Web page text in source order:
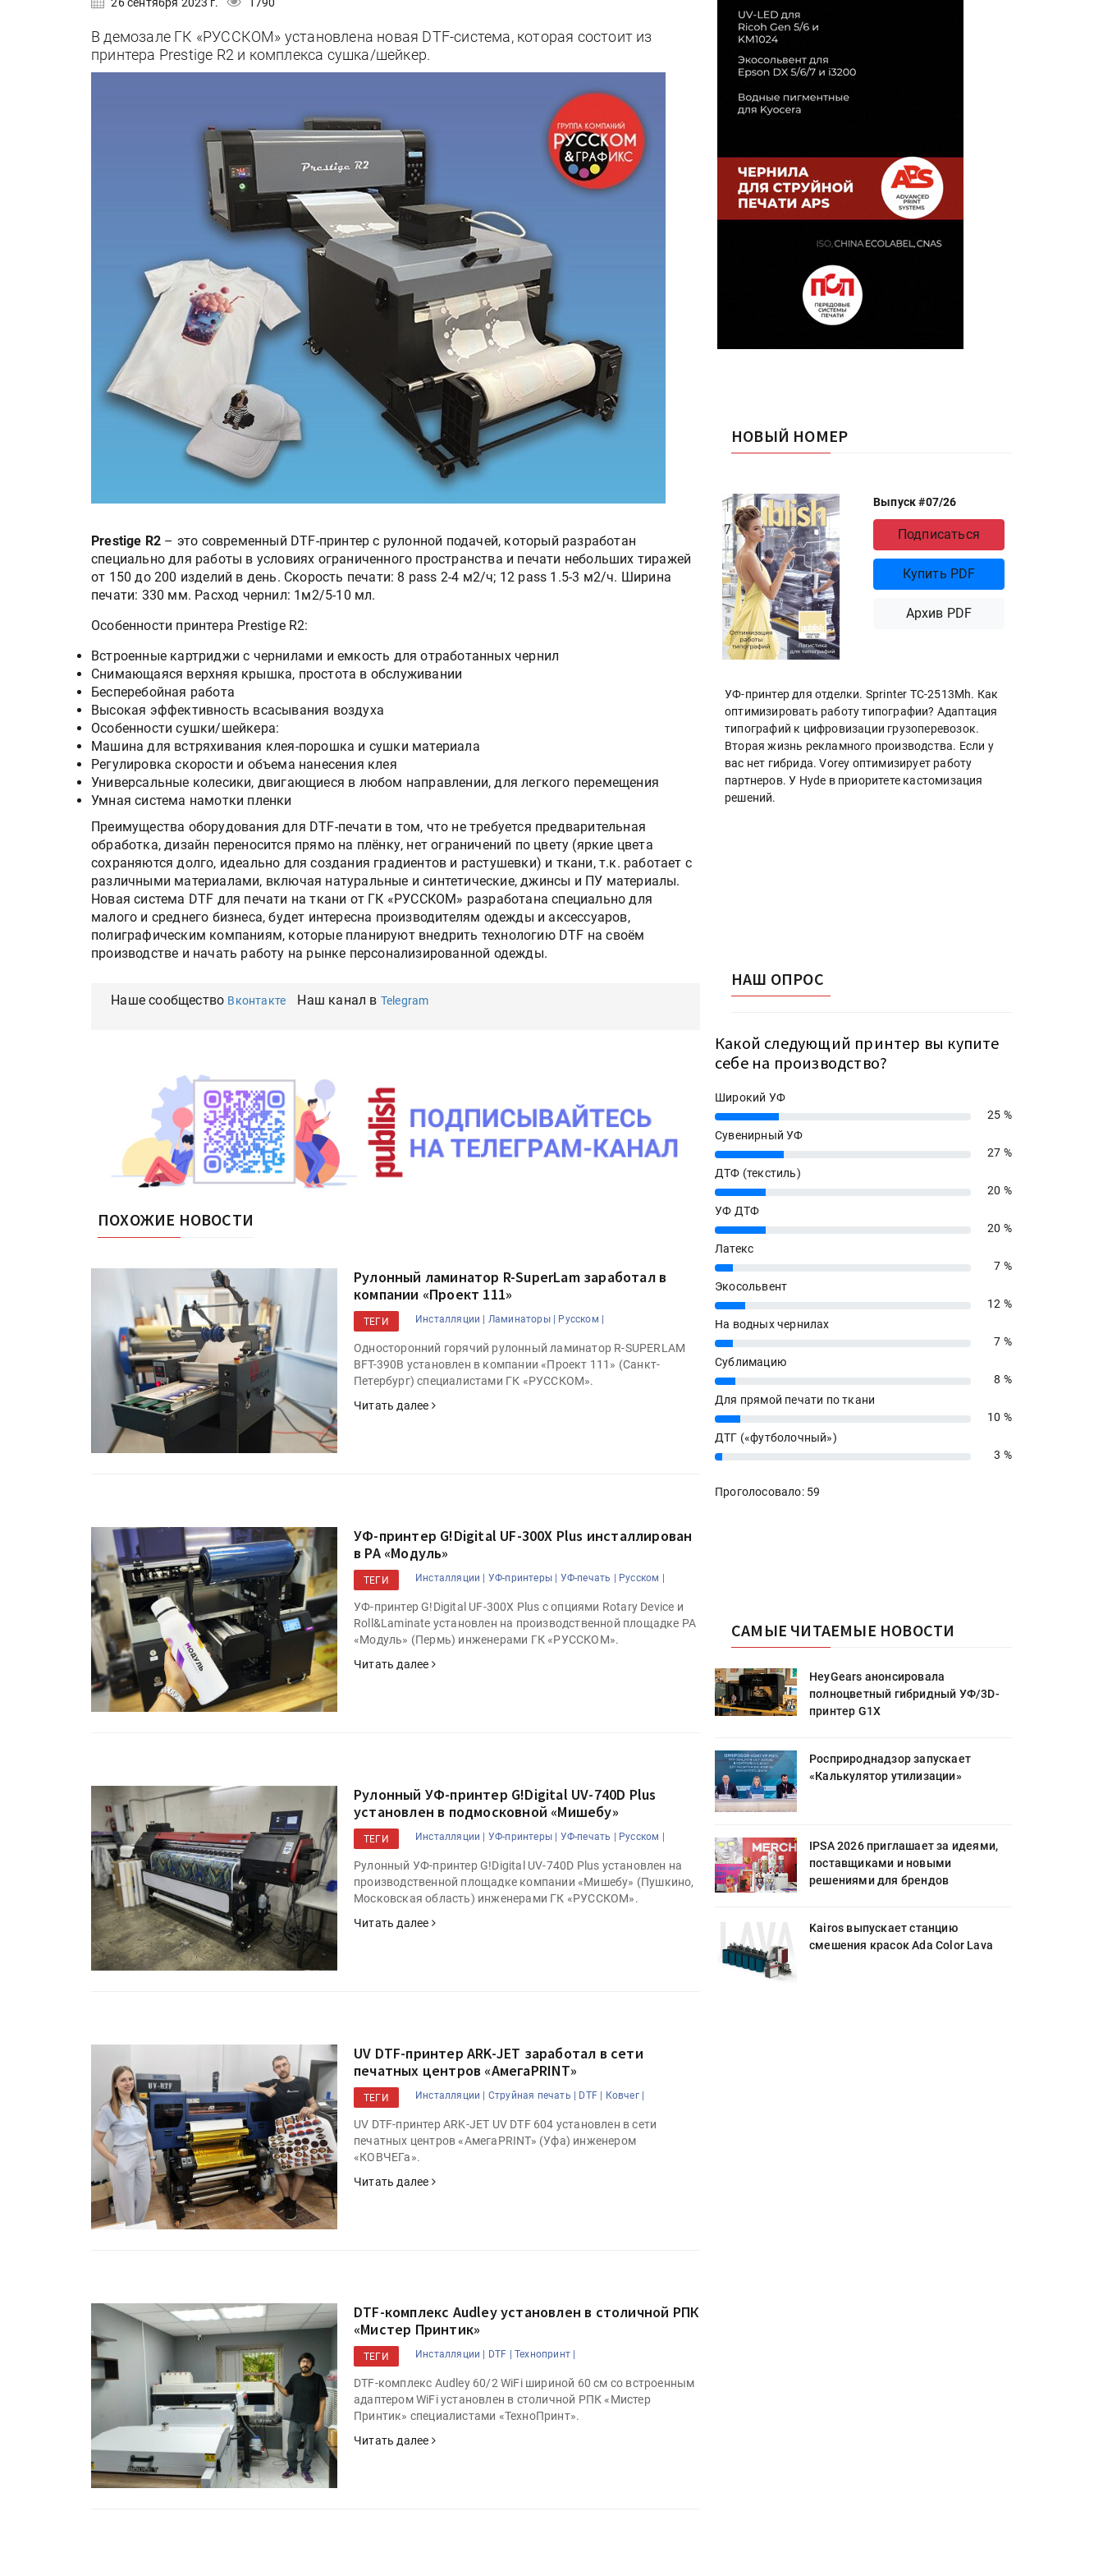
В демозале ГК «РУССКОМ» установлена новая DTF-система, которая состоит из
принтера Prestige R2 и комплекса сушка/шейкер.
Prestige R2 – это современный DTF-принтер с рулонной подачей, который разработан
специально для работы в условиях ограниченного пространства и печати небольших тиражей
от 150 до 200 изделий в день. Скорость печати: 8 pass 2-4 м2/ч; 12 pass 1.5-3 м2/ч. Ширина
печати: 330 мм. Расход чернил: 1м2/5-10 мл.
Особенности принтера Prestige R2:
Встроенные картриджи с чернилами и емкость для отработанных чернил
Снимающаяся верхняя крышка, простота в обслуживании
Бесперебойная работа
Высокая эффективность всасывания воздуха
Особенности сушки/шейкера:
Машина для встряхивания клея-порошка и сушки материала
Регулировка скорости и объема нанесения клея
Универсальные колесики, двигающиеся в любом направлении, для легкого перемещения
Умная система намотки пленки
Преимущества оборудования для DTF-печати в том, что не требуется предварительная
обработка, дизайн переносится прямо на плёнку, нет ограничений по цвету (яркие цвета
сохраняются долго, идеально для создания градиентов и растушевки) и ткани, т.к. работает с
различными материалами, включая натуральные и синтетические, джинсы и ПУ материалы.
Новая система DTF для печати на ткани от ГК «РУССКОМ» разработана специально для
малого и среднего бизнеса, будет интересна производителям одежды и аксессуаров,
полиграфическим компаниям, которые планируют внедрить технологию DTF на своём
производстве и начать работу на рынке персонализированной одежды.
Наше сообщество Вконтакте Наш канал в Telegram
ПОХОЖИЕ НОВОСТИ
Рулонный ламинатор R-SuperLam заработал в
компании «Проект 111»
ТЕГИ Инсталляции | Ламинаторы | Русском |
Односторонний горячий рулонный ламинатор R-SUPERLAM
BFT-390B установлен в компании «Проект 111» (Санкт-
Петербург) специалистами ГК «РУССКОМ».
Читать далее
УФ-принтер G!Digital UF-300X Plus инсталлирован
в РА «Модуль»
ТЕГИ Инсталляции | УФ-принтеры | УФ-печать | Русском |
УФ-принтер G!Digital UF-300X Plus с опциями Rotary Device и
Roll&Laminate установлен на производственной площадке РА
«Модуль» (Пермь) инженерами ГК «РУССКОМ».
Читать далее
Рулонный УФ-принтер G!Digital UV-740D Plus
установлен в подмосковной «Мишебу»
ТЕГИ Инсталляции | УФ-принтеры | УФ-печать | Русском |
Рулонный УФ-принтер G!Digital UV-740D Plus установлен на
производственной площадке компании «Мишебу» (Пушкино,
Московская область) инженерами ГК «РУССКОМ».
Читать далее
UV DTF-принтер ARK-JET заработал в сети
печатных центров «АмегаPRINT»
ТЕГИ Инсталляции | Струйная печать | DTF | Ковчег |
UV DTF-принтер ARK-JET UV DTF 604 установлен в сети
печатных центров «АмегаPRINT» (Уфа) инженером
«КОВЧЕГа».
Читать далее
DTF-комплекс Audley установлен в столичной РПК
«Мистер Принтик»
ТЕГИ Инсталляции | DTF | Технопринт |
DTF-комплекс Audley 60/2 WiFi шириной 60 см со встроенным
адаптером WiFi установлен в столичной РПК «Мистер
Принтик» специалистами «ТехноПринт».
Читать далее
НОВЫЙ НОМЕР
Выпуск #07/26
Подписаться
Купить PDF
Архив PDF
УФ-принтер для отделки. Sprinter ТС-2513Mh. Как
оптимизировать работу типографии? Адаптация
типографий к цифровизации грузоперевозок.
Вторая жизнь рекламного производства. Если у
вас нет гибрида. Vorey оптимизирует работу
партнеров. У Hyde в приоритете кастомизация
решений.
НАШ ОПРОС
Какой следующий принтер вы купите
себе на производство?
Широкий УФ
25%
25 %
Сувенирный УФ
27%
27 %
ДТФ (текстиль)
20%
20 %
УФ ДТФ
20%
20 %
Латекс
7%
7 %
Экосольвент
12%
12 %
На водных чернилах
7%
7 %
Сублимацию
8%
8 %
Для прямой печати по ткани
10%
10 %
ДТГ («футболочный»)
3% 3 %
Проголосовало: 59
САМЫЕ ЧИТАЕМЫЕ НОВОСТИ
HeyGears анонсировала
полноцветный гибридный УФ/3D-
принтер G1X
IPSA 2026 приглашает за идеями,
поставщиками и новыми
решениями для брендов
Kairos выпускает станцию
смешения красок Ada Color Lava
IPSA 2026 приглашает за идеями,
поставщиками и новыми
решениями для брендов
HeyGears анонсировала
полноцветный гибридный УФ/3D-
принтер G1X
Росприроднадзор запускает
«Калькулятор утилизации»
IPSA 2026 приглашает за идеями,
поставщиками и новыми
решениями для брендов
Kairos выпускает станцию
смешения красок Ada Color Lava